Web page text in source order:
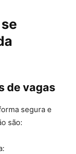
de vagas
segura e
são: